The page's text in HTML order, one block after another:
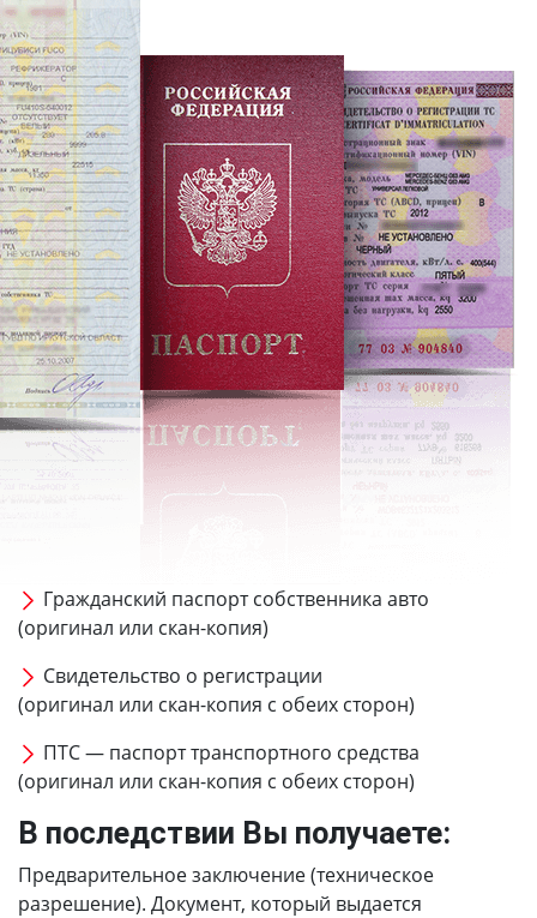
Гражданский паспорт собственника авто
(оригинал или скан-копия)
Свидетельство о регистрации
(оригинал или скан-копия с обеих сторон)
ПТС — паспорт транспортного средства
(оригинал или скан-копия с обеих сторон)
В последствии Вы получаете:
Предварительное заключение (техническое
разрешение). Документ, который выдается